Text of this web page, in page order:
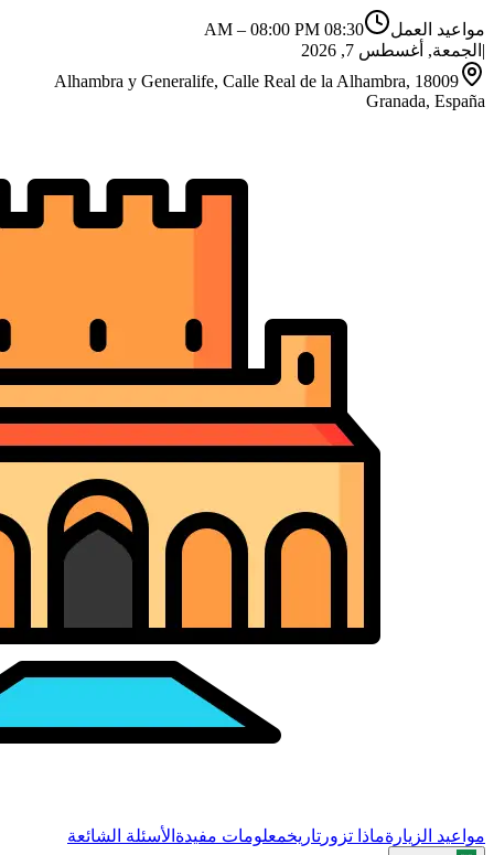
مواعيد العمل 08:30 AM
– 08:00 PM
| الجمعة, أغسطس 7, 2026
Alhambra y Generalife, Calle Real de la Alhambra, 18009
Granada, España
مواعيد الزيارةماذا تزور تاريخمعلومات مفيدة الأسئلة الشائعة